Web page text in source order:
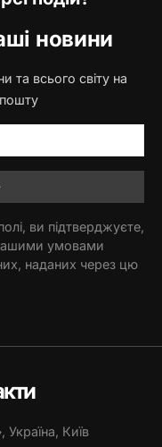
новини
та всього світу на
ви підтверджуєте,
умовами
наданих через цю
Київ